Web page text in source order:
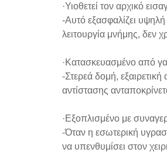
·Υιοθετεί τον αρχικό
-Αυτό εξασφαλίζει
λειτουργία μνήμης, δεν
·Κατασκευασμένο από
-Στερεά δομή,
αντίστασης
·Εξοπλισμένο με
-Όταν η εσωτερική
να υπενθυμίσει στον